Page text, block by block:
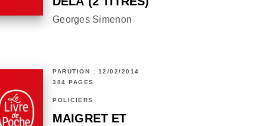
Georges Simenon
PARUTION : 12/02/2014
384 PAGES
POLICIERS
MAIGRET ET